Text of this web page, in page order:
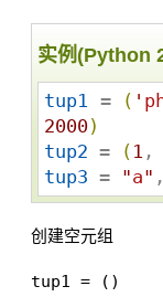
实例(Python
tup1 = ( '
2000)
tup2 = ( 1 ,
tup3 = "a"
创建空元组